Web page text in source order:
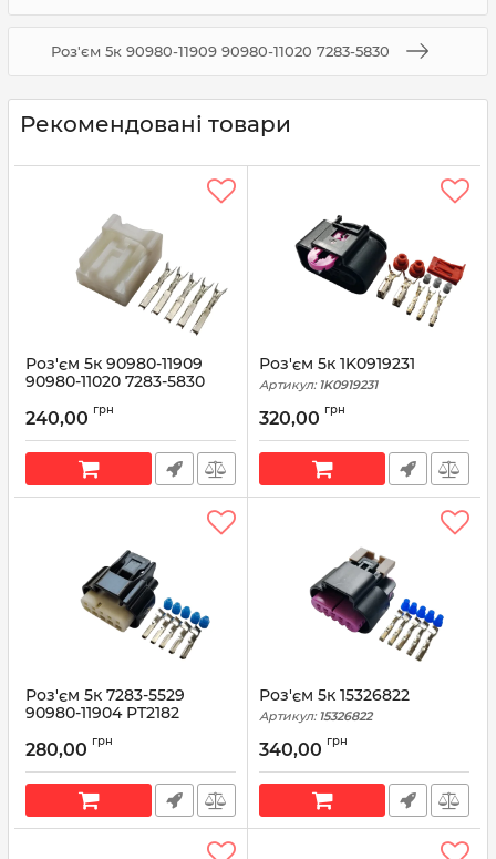
Роз'єм 5к 90980-11909 90980-11020 7283-5830
Рекомендовані товари
Роз'єм 5к 90980-11909
90980-11020 7283-5830
240,00 грн
Роз'єм 5к 1K0919231
Артикул: 1K0919231
320,00 грн
Роз'єм 5к 7283-5529
90980-11904 PT2182
Артикул: 88988933
280,00 грн
Роз'єм 5к 15326822
Артикул: 15326822
340,00 грн